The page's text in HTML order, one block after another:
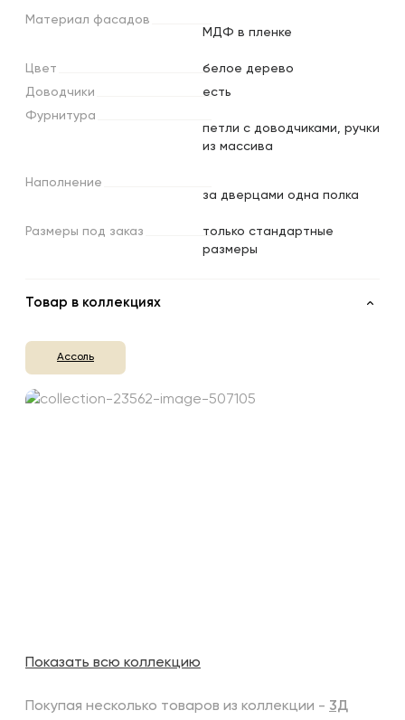
Материал фасадов
МДФ в пленке
Цвет
белое дерево
Доводчики
есть
Фурнитура
петли с доводчиками, ручки
из массива
Наполнение
за дверцами одна полка
Размеры под заказ
только стандартные
размеры
Товар в коллекциях
Ассоль
Показать всю коллекцию
Покупая несколько товаров из коллекции - 3Д